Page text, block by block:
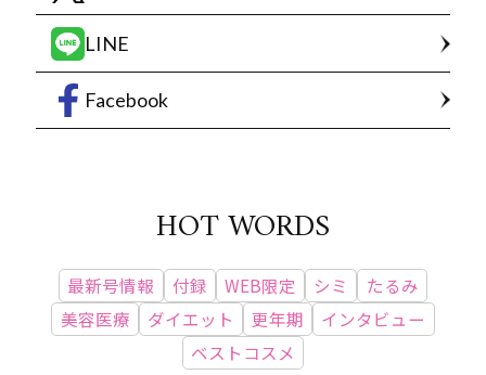
LINE
Facebook
HOT WORDS
最新号情報 付録 WEB限定 シミ
たるみ
美容医療
ダイエット 更年期
インタビュー
ベストコスメ